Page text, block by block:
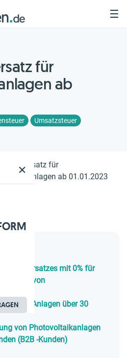
✕
☰
für
ab
Umsatzsteuer
für
ab 01.01.2023
mit 0% für
von
für Anlagen über 30
von Photovoltaikanlagen
(B2B -Kunden)